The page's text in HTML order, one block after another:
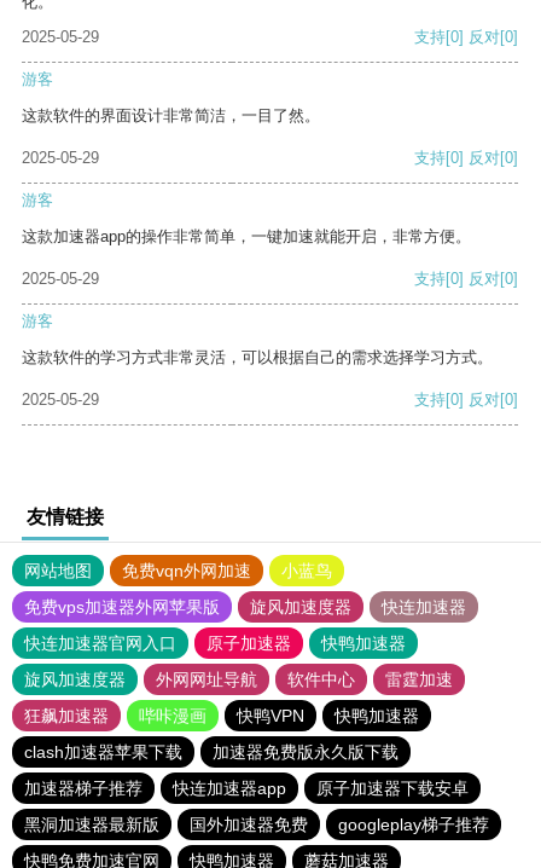
2025-05-29
支持[0] 反对[0]
游客
这款软件的界面设计非常简洁，一目了然。
2025-05-29 支持[0] 反对[0]
游客
这款加速器app的操作非常简单，一键加速就能开启，非常方便。
2025-05-29 支持[0] 反对[0]
游客
这款软件的学习方式非常灵活，可以根据自己的需求选择学习方式。
2025-05-29 支持[0] 反对[0]
友情链接
网站地图 免费vqn外网加速
小蓝鸟
免费vps加速器外网苹果版
旋风加速度器
快连加速器
快连加速器官网入口
原子加速器
快鸭加速器
旋风加速度器
外网网址导航 软件中心
雷霆加速
狂飙加速器
哔咔漫画 快鸭VPN
快鸭加速器
clash加速器苹果下载
加速器免费版永久版下载
加速器梯子推荐
快连加速器app
原子加速器下载安卓
黑洞加速器最新版
国外加速器免费
googleplay梯子推荐
快鸭免费加速官网
快鸭加速器 蘑菇加速器